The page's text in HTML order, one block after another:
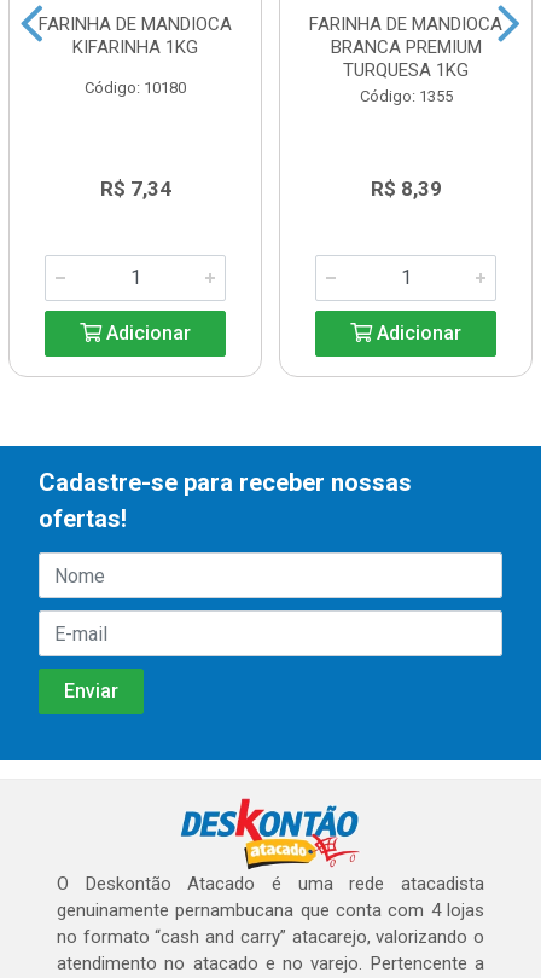
FARINHA DE MANDIOCA
KIFARINHA 1KG
Código: 10180
R$ 7,34
Adicionar
FARINHA DE MANDIOCA
BRANCA PREMIUM
TURQUESA 1KG
Código: 1355
R$ 8,39
Adicionar
Cadastre-se para receber nossas
ofertas!
O Deskontão Atacado é uma rede atacadista
genuinamente pernambucana que conta com 4 lojas
no formato “cash and carry” atacarejo, valorizando o
atendimento no atacado e no varejo. Pertencente a